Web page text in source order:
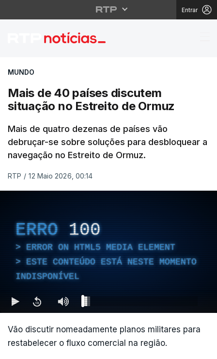
Entrar
Mais de 40 países
MUNDO
Mais de 40 países discutem
situação no Estreito de Ormuz
Mais de quatro dezenas de países vão
debruçar-se sobre soluções para desbloquear a
navegação no Estreito de Ormuz.
RTP / 12 Maio 2026, 00:14
ERRO 100
ERROR ON HTML5 MEDIA ELEMENT
ESTE CONTEÚDO ESTÁ NESTE MOMENTO
INDISPONÍVEL
Vão discutir nomeadamente planos militares para
restabelecer o fluxo comercial na região.